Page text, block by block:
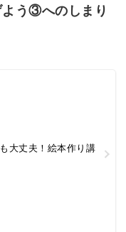
う③へのしまり
大丈夫！絵本作り講